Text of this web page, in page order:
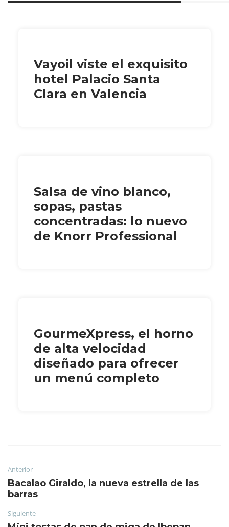
Vayoil viste el exquisito
hotel Palacio Santa
Clara en Valencia
Salsa de vino blanco,
sopas, pastas
concentradas: lo nuevo
de Knorr Professional
GourmeXpress, el horno
de alta velocidad
diseñado para ofrecer
un menú completo
Anterior
Bacalao Giraldo, la nueva estrella de las
barras
Siguiente